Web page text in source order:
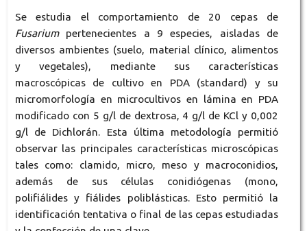
Se estudia el comportamiento de 20 cepas de
Fusariumpertenecientes a 9 especies, aisladas de
diversos ambientes (suelo, material clínico, alimentos
y vegetales), mediante sus características
macroscópicas de cultivo en PDA (standard) y su
micromorfología en microcultivos en lámina en PDA
modificado con 5 g/l de dextrosa, 4 g/l de KCl y 0,002
g/l de Dichlorán. Esta última metodología permitió
observar las principales características microscópicas
tales como: clamido, micro, meso y macroconidios,
además de sus células conidiógenas (mono,
polifiálides y fiálides poliblásticas. Esto permitió la
identificación tentativa o final de las cepas estudiadas